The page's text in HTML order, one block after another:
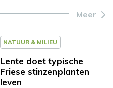
Meer
NATUUR & MILIEU
Lente doet typische
Friese stinzenplanten
leven